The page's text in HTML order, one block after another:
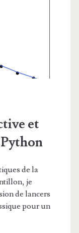
et
de la
je
de lancers
pour un